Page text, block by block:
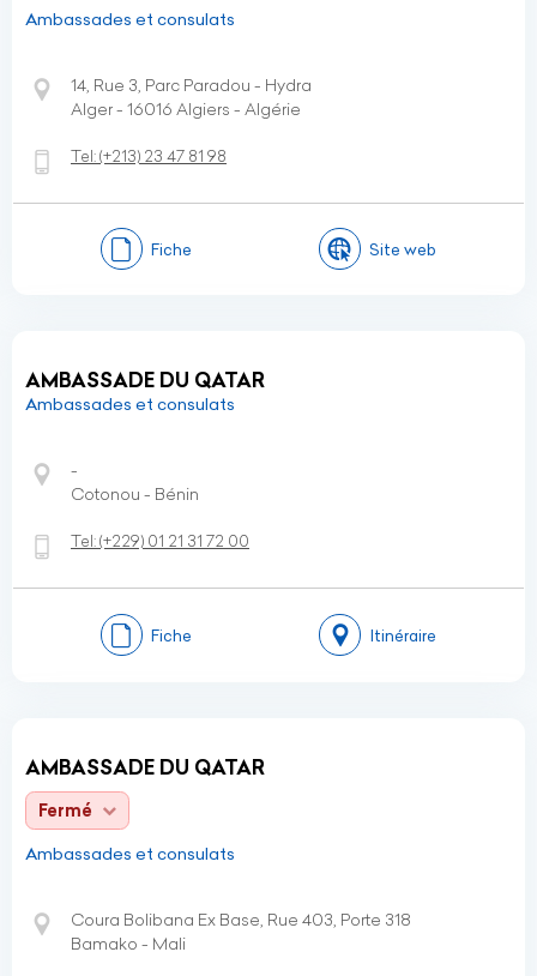
Ambassades et consulats
14, Rue 3, Parc Paradou - Hydra
Alger - 16016 Algiers - Algérie
Tel:(+213) 23 47 81 98
Fiche Site web
AMBASSADE DU QATAR
Ambassades et consulats
-
Cotonou - Bénin
Tel:(+229) 01 21 31 72 00
Fiche Itinéraire
AMBASSADE DU QATAR
Fermé
Ambassades et consulats
Coura Bolibana Ex Base, Rue 403, Porte 318
Bamako - Mali